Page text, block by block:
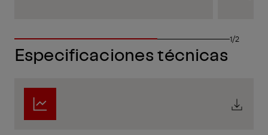
1/2
Especificaciones técnicas